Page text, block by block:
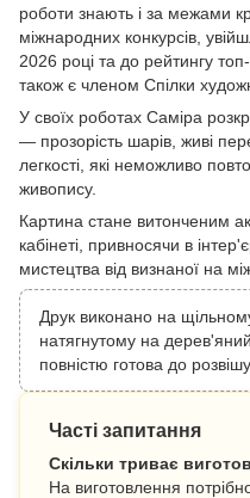
роботи знають і за межами
міжнародних конкурсів,
2026 році та до рейтингу
також є членом Спілки
У своїх роботах Саміра
— прозорість шарів, живі
легкості, які неможливо
живопису.
Картина стане витонченим
кабінеті, привносячи в
мистецтва від визнаної на
Друк виконано на
натягнутому на
повністю готова до
Часті запитання
Скільки триває
На виготовлення